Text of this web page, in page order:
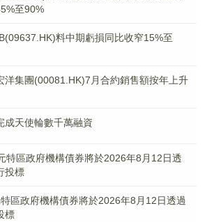
至90%
料中期虧損同比收窄15%至
洋集團(00081.HK)7月合約銷售額按年上升
成天使輪數千萬融資
特區政府機構債券將於2026年8月12日透
投標
區政府機構債券將於2026年8月12日透過
標